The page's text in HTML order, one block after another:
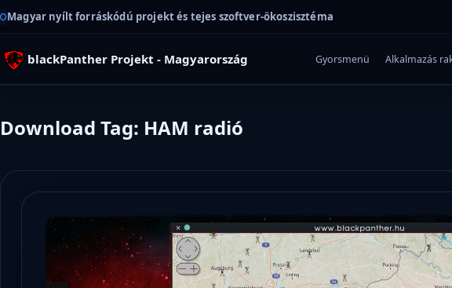
Magyar nyílt forráskódú projekt és tejes szoftver-ökoszisztéma
blackPanther Projekt - Magyarország Gyorsmenü Alkalmazás
Download Tag: HAM radió